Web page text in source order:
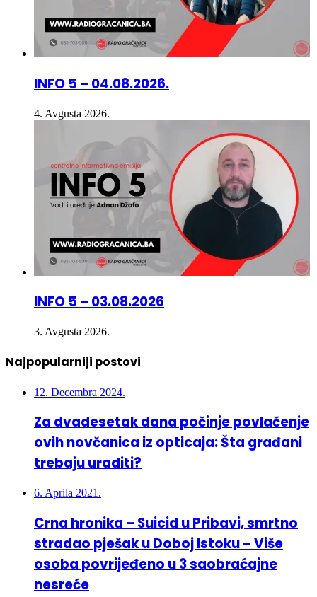
INFO 5 – 04.08.2026.
4. Avgusta 2026.
INFO 5 – 03.08.2026
3. Avgusta 2026.
Najpopularniji postovi
12. Decembra 2024.
Za dvadesetak dana počinje povlačenje
ovih novčanica iz opticaja: Šta građani
trebaju uraditi?
6. Aprila 2021.
Crna hronika – Suicid u Pribavi, smrtno
stradao pješak u Doboj Istoku – Više
osoba povrijeđeno u 3 saobraćajne
nesreće
20. Oktobra 2022.